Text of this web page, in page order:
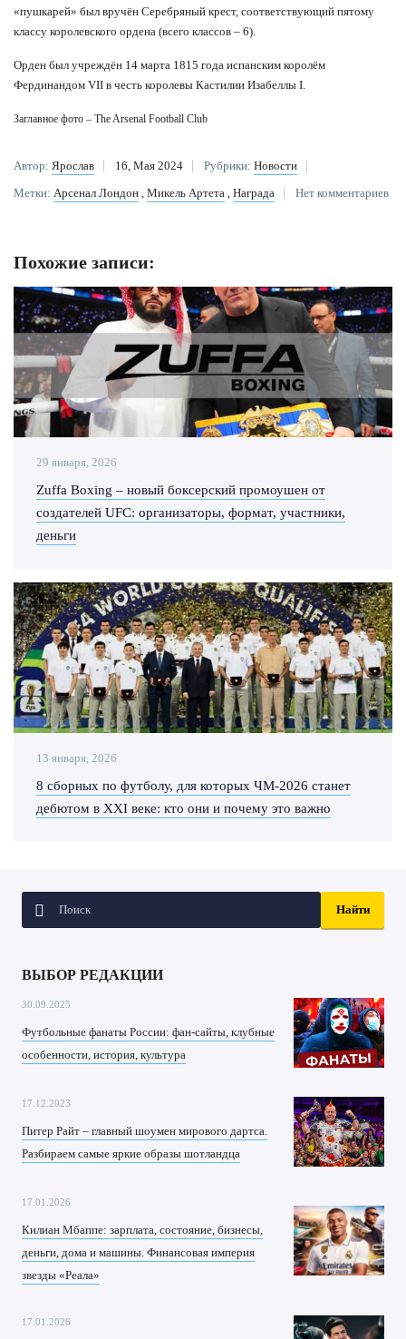
«пушкарей» был вручён Серебряный крест, соответствующий пятому
классу королевского ордена (всего классов – 6).
Орден был учреждён 14 марта 1815 года испанским королём
Фердинандом VII в честь королевы Кастилии Изабеллы I.
Заглавное фото – The Arsenal Football Club
Автор: Ярослав 16, Мая 2024 Рубрики: Новости
Метки: Арсенал Лондон , Микель Артета , Награда Нет комментариев
Похожие записи:
29 января, 2026
Zuffa Boxing – новый боксерский промоушен от
создателей UFC: организаторы, формат, участники,
деньги
13 января, 2026
8 сборных по футболу, для которых ЧМ-2026 станет
дебютом в XXI веке: кто они и почему это важно
ВЫБОР РЕДАКЦИИ
30.09.2025
Футбольные фанаты России: фан-сайты, клубные
особенности, история, культура
17.12.2023
Питер Райт – главный шоумен мирового дартса.
Разбираем самые яркие образы шотландца
17.01.2026
Килиан Мбаппе: зарплата, состояние, бизнесы,
деньги, дома и машины. Финансовая империя
звезды «Реала»
17.01.2026